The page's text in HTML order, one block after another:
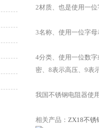
2材质、也是使用一位
3名称、使用一位字
4分类、使用一位数
密、8表示高压、9表
我国不锈钢电阻器使
相关产品： ZX18不锈